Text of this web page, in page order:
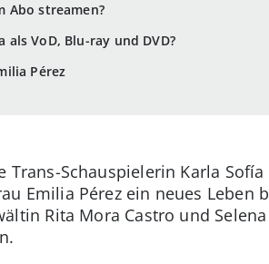
Abo streamen?
VoD, Blu-ray und DVD?
Pérez
Trans-Schauspielerin Karla
Emilia Pérez ein neues Leben
Rita Mora Castro und